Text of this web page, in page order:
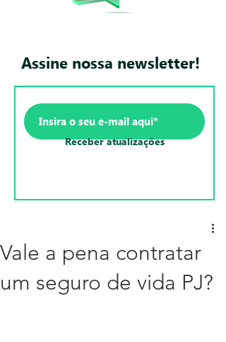
Assine nossa newsletter!
Receber atualizações
Vale a pena contratar
um seguro de vida PJ?